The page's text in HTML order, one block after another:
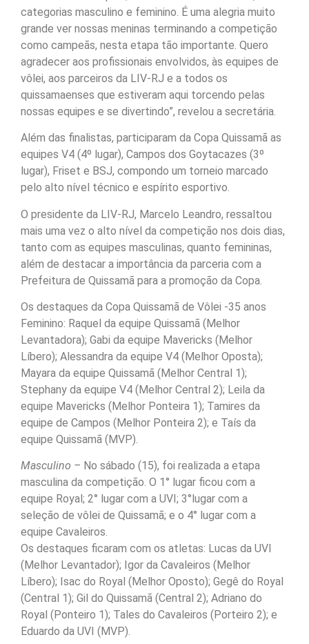
categorias masculino e feminino. É uma alegria muito
grande ver nossas meninas terminando a competição
como campeãs, nesta etapa tão importante. Quero
agradecer aos profissionais envolvidos, às equipes de
vôlei, aos parceiros da LIV-RJ e a todos os
quissamaenses que estiveram aqui torcendo pelas
nossas equipes e se divertindo”, revelou a secretária.
Além das finalistas, participaram da Copa Quissamã as
equipes V4 (4º lugar), Campos dos Goytacazes (3º
lugar), Friset e BSJ, compondo um torneio marcado
pelo alto nível técnico e espírito esportivo.
O presidente da LIV-RJ, Marcelo Leandro, ressaltou
mais uma vez o alto nível da competição nos dois dias,
tanto com as equipes masculinas, quanto femininas,
além de destacar a importância da parceria com a
Prefeitura de Quissamã para a promoção da Copa.
Os destaques da Copa Quissamã de Vôlei -35 anos
Feminino: Raquel da equipe Quissamã (Melhor
Levantadora); Gabi da equipe Mavericks (Melhor
Líbero); Alessandra da equipe V4 (Melhor Oposta);
Mayara da equipe Quissamã (Melhor Central 1);
Stephany da equipe V4 (Melhor Central 2); Leila da
equipe Mavericks (Melhor Ponteira 1); Tamires da
equipe de Campos (Melhor Ponteira 2); e Taís da
equipe Quissamã (MVP).
Masculino – No sábado (15), foi realizada a etapa
masculina da competição. O 1° lugar ficou com a
equipe Royal; 2° lugar com a UVI; 3°lugar com a
seleção de vôlei de Quissamã; e o 4° lugar com a
equipe Cavaleiros.
Os destaques ficaram com os atletas: Lucas da UVI
(Melhor Levantador); Igor da Cavaleiros (Melhor
Líbero); Isac do Royal (Melhor Oposto); Gegê do Royal
(Central 1); Gil do Quissamã (Central 2); Adriano do
Royal (Ponteiro 1); Tales do Cavaleiros (Porteiro 2); e
Eduardo da UVI (MVP).